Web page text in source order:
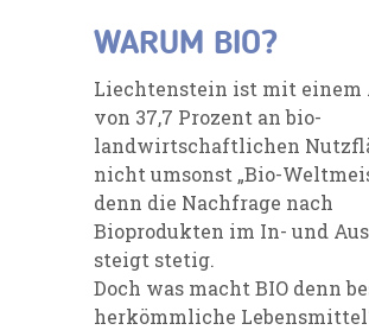
WARUM BIO?
Liechtenstein ist mit
von 37,7 Prozent an bio-
landwirtschaftlichen
nicht umsonst „Bio-
denn die Nachfrage nach
Bioprodukten im In- und
steigt stetig.
Doch was macht BIO denn
herkömmliche